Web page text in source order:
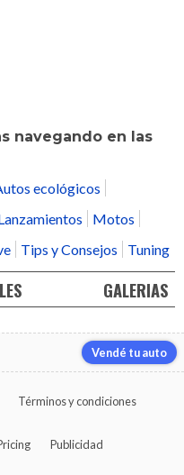
navegando en las
ecológicos
Motos
Tips y Consejos Tuning
GALERIAS
Vendé tu auto
Términos y condiciones
Publicidad